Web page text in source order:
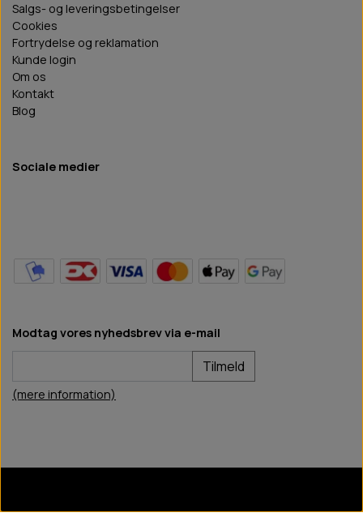
Salgs- og leveringsbetingelser
Cookies
Fortrydelse og reklamation
Kunde login
Om os
Kontakt
Blog
Sociale medier
Modtag vores nyhedsbrev via e-mail
Tilmeld
(mere information)